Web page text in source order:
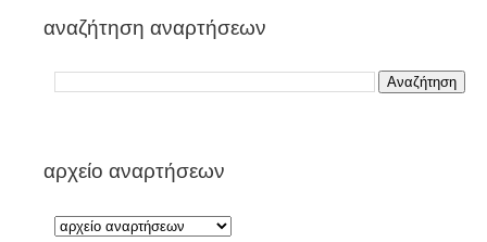
αναζήτηση αναρτήσεων
αρχείο αναρτήσεων